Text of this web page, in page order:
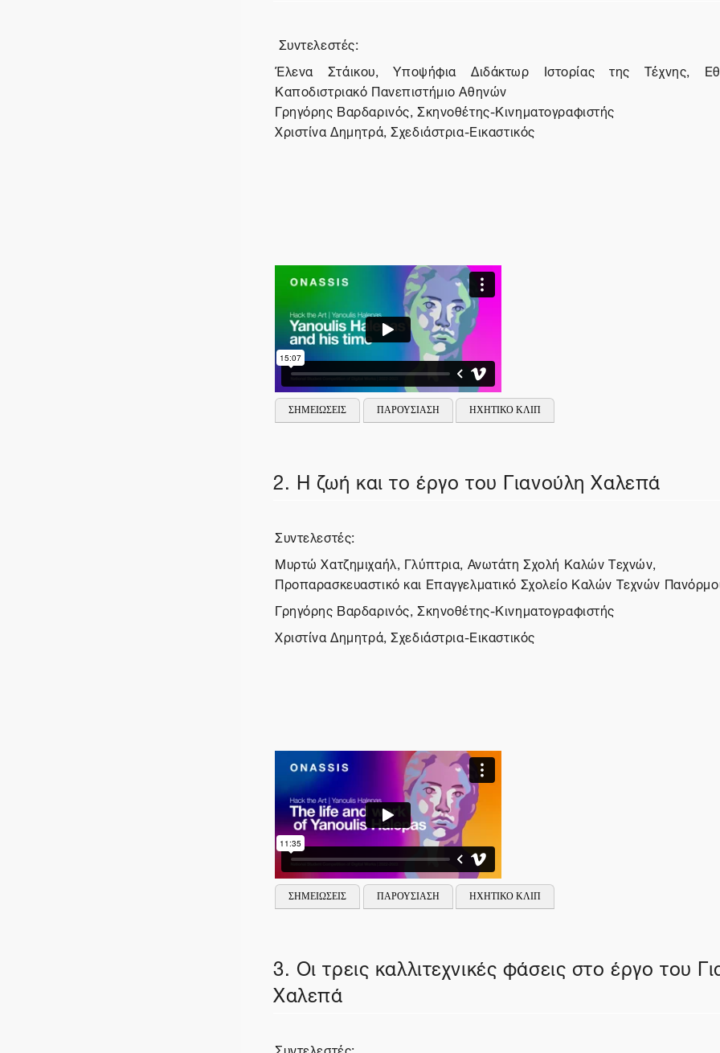
Συντελεστές:
Έλενα Στάικου, Υποψήφια Διδάκτωρ Ιστορίας της Τέχνης,
Καποδιστριακό Πανεπιστήμιο Αθηνών
Γρηγόρης Βαρδαρινός, Σκηνοθέτης-Κινηματογραφιστής
Χριστίνα Δημητρά, Σχεδιάστρια-Εικαστικός
ΣΗΜΕΙΩΣΕΙΣ ΠΑΡΟΥΣΙΑΣΗ ΗΧΗΤΙΚΟ ΚΛΙΠ
2. Η ζωή και το έργο του Γιανούλη Χαλεπά
Συντελεστές:
Μυρτώ Χατζημιχαήλ, Γλύπτρια, Ανωτάτη Σχολή Καλών Τεχνών,
Προπαρασκευαστικό και Επαγγελματικό Σχολείο Καλών Τεχνών
Γρηγόρης Βαρδαρινός, Σκηνοθέτης-Κινηματογραφιστής
Χριστίνα Δημητρά, Σχεδιάστρια-Εικαστικός
ΣΗΜΕΙΩΣΕΙΣ ΠΑΡΟΥΣΙΑΣΗ ΗΧΗΤΙΚΟ ΚΛΙΠ
3. Οι τρεις καλλιτεχνικές φάσεις στο έργο του
Χαλεπά